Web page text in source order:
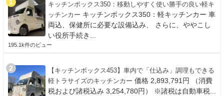
キッチンボックス350：移動しやすく使い勝手の良い軽キ
ッチンカー キッチンボックス350：軽キッチンカー 車
両込、保健所に必要な設備込み、 さらに、ややこし
い役所手続き...
195.1k件のビュー
【キッチンボックス453】車内で「仕込み」調理もできる
軽トラサイズのキッチンカー 価格 2,893,791円 （消費
税および諸税込み 3,254,780円） ※諸税は自動車税...